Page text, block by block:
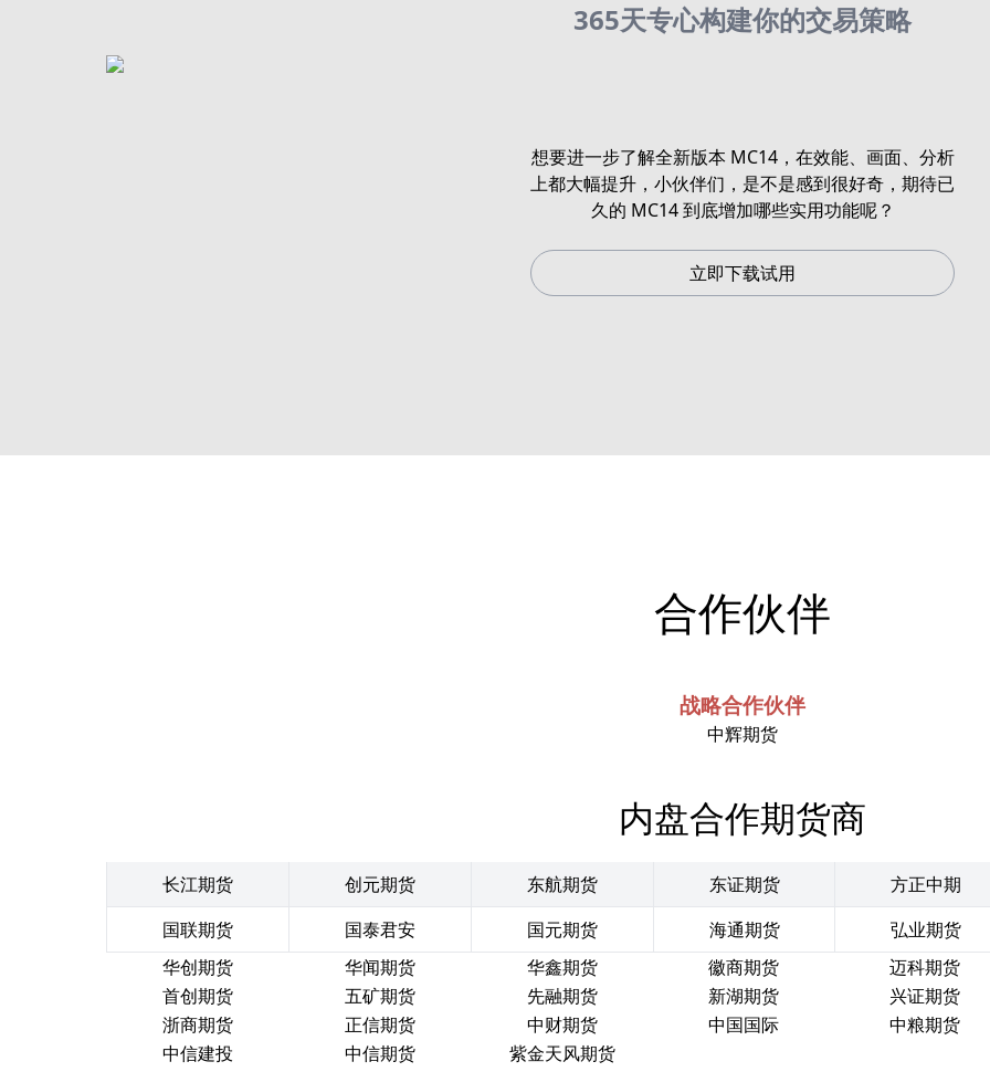
365天专心构建你的交易策略
想要进一步了解全新版本 MC14，在效能、画面、分析
上都大幅提升，小伙伴们，是不是感到很好奇，期待已
久的 MC14 到底增加哪些实用功能呢？
立即下载试用
合作伙伴
战略合作伙伴
中辉期货
内盘合作期货商
长江期货 创元期货 东航期货 东证期货 方正中期
国联期货
国泰君安 国元期货 海通期货 弘业期货
华创期货
华闻期货 华鑫期货 徽商期货 迈科期货
首创期货
五矿期货 先融期货 新湖期货 兴证期货
浙商期货
正信期货 中财期货 中国国际 中粮期货
中信建投
中信期货 紫金天风期货